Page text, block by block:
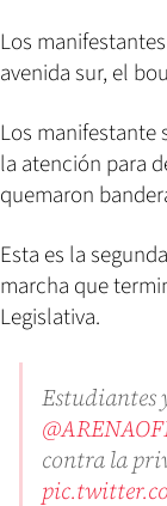
Los
avenida sur, el
Los manifestante
la atención para
quemaron
Esta es la
marcha que
Legislativa.
Estudiantes
contra la